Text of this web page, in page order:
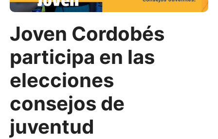
Joven Cordobés
participa en las
elecciones
consejos de
juventud